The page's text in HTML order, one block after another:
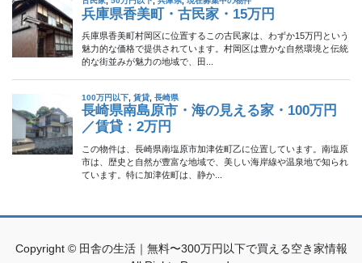
Copyright © 田舎の生活｜無料〜300万円以下で買える空き家情報